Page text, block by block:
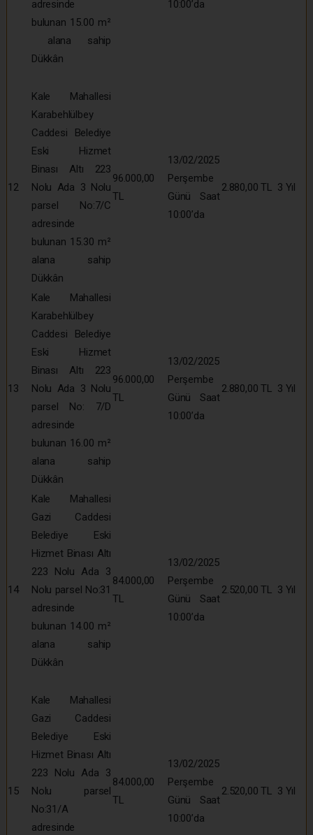
adresinde
bulunan 15.00 m²
alana sahip
Dükkân
10:00’da
12
Kale Mahallesi
Karabehlülbey
Caddesi Belediye
Eski Hizmet
Binası Altı 223
Nolu Ada 3 Nolu
parsel No:7/C
adresinde
bulunan 15.30 m²
alana sahip
Dükkân
96.000,00
TL
13/02/2025
Perşembe
Günü Saat
10:00’da
2.880,00 TL 3 Yıl
13
Kale Mahallesi
Karabehlülbey
Caddesi Belediye
Eski Hizmet
Binası Altı 223
Nolu Ada 3 Nolu
parsel No: 7/D
adresinde
bulunan 16.00 m²
alana sahip
Dükkân
96.000,00
TL
13/02/2025
Perşembe
Günü Saat
10:00’da
2.880,00 TL 3 Yıl
14
Kale Mahallesi
Gazi Caddesi
Belediye Eski
Hizmet Binası Altı
223 Nolu Ada 3
Nolu parsel No:31
adresinde
bulunan 14.00 m²
alana sahip
Dükkân
84.000,00
TL
13/02/2025
Perşembe
Günü Saat
10:00’da
2.520,00 TL 3 Yıl
15
Kale Mahallesi
Gazi Caddesi
Belediye Eski
Hizmet Binası Altı
223 Nolu Ada 3
Nolu parsel
No:31/A
adresinde
84.000,00
TL
13/02/2025
Perşembe
Günü Saat
10:00’da
2.520,00 TL 3 Yıl